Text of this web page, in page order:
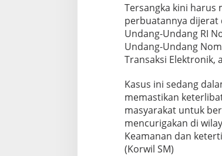
Tersangka kini harus
perbuatannya dijerat
Undang-Undang RI
Undang-Undang
Transaksi Elektronik,
Kasus ini sedang
memastikan
masyarakat untuk
mencurigakan di
Keamanan dan
(Korwil SM)